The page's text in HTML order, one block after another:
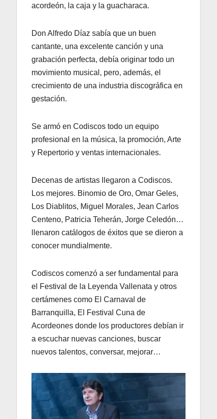
acordeón, la caja y la guacharaca.
Don Alfredo Díaz sabía que un buen
cantante, una excelente canción y una
grabación perfecta, debía originar todo un
movimiento musical, pero, además, el
crecimiento de una industria discográfica en
gestación.
Se armó en Codiscos todo un equipo
profesional en la música, la promoción, Arte
y Repertorio y ventas internacionales.
Decenas de artistas llegaron a Codiscos.
Los mejores. Binomio de Oro, Omar Geles,
Los Diablitos, Miguel Morales, Jean Carlos
Centeno, Patricia Teherán, Jorge Celedón…
llenaron catálogos de éxitos que se dieron a
conocer mundialmente.
Codiscos comenzó a ser fundamental para
el Festival de la Leyenda Vallenata y otros
certámenes como El Carnaval de
Barranquilla, El Festival Cuna de
Acordeones donde los productores debían ir
a escuchar nuevas canciones, buscar
nuevos talentos, conversar, mejorar…